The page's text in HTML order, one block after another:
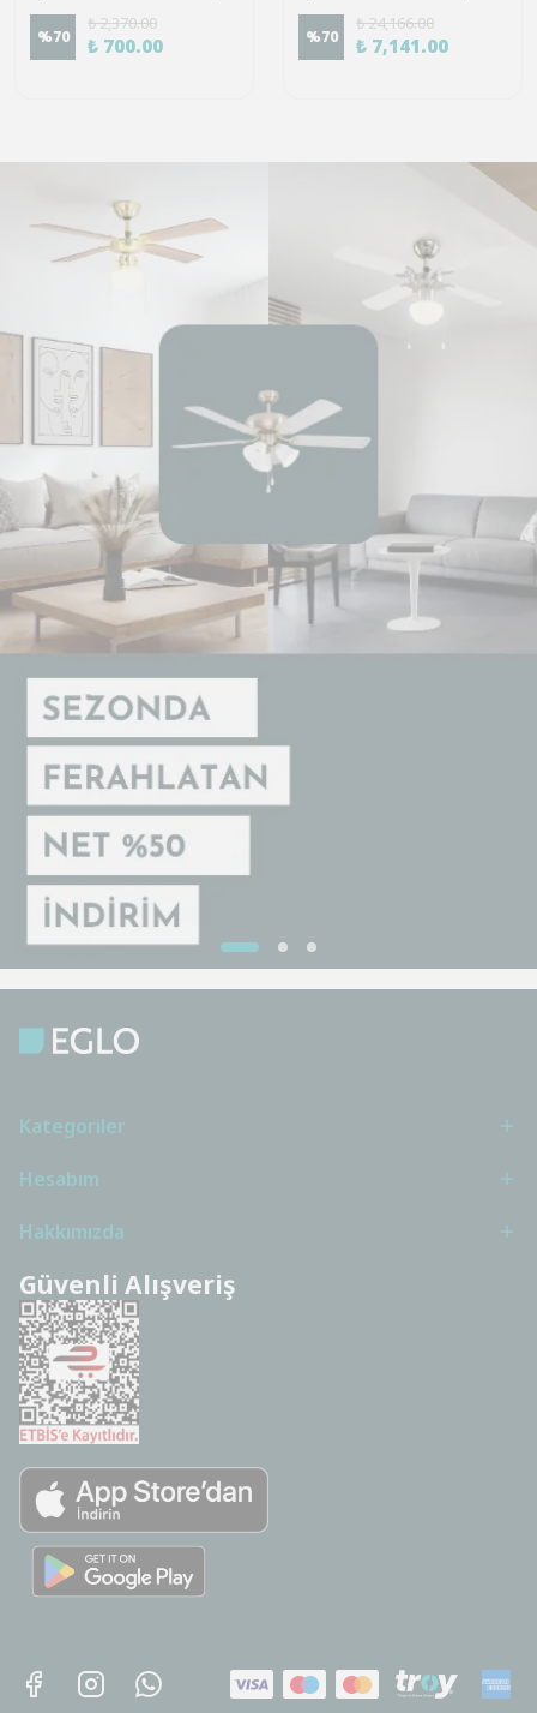
%70
₺ 2,370.00
₺ 700.00 %70
₺ 24,166.00
₺ 7,141.00
Kategoriler
Hesabım
Hakkımızda
Güvenli Alışveriş